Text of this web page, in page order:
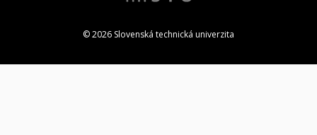
© 2026 Slovenská technická univerzita